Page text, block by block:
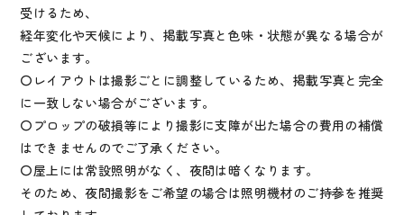
受けるため、
経年変化や天候により、掲載写真と色味・状態が異なる場合が
ございます。
〇レイアウトは撮影ごとに調整しているため、掲載写真と完全
に一致しない場合がございます。
〇プロップの破損等により撮影に支障が出た場合の費用の補償
はできませんのでご了承ください。
〇屋上には常設照明がなく、夜間は暗くなります。
そのため、夜間撮影をご希望の場合は照明機材のご持参を推奨